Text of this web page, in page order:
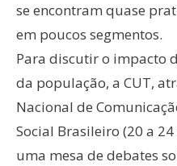
se encontram quase
em poucos segmentos.
Para discutir o impacto
da população, a CUT,
Nacional de
Social Brasileiro (20 a
uma mesa de debates